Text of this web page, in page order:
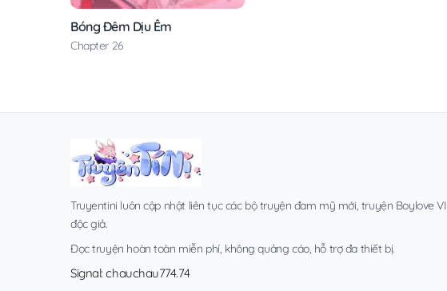
Bóng Đêm Dịu Êm
Chapter 26
Truyentini luôn cập nhật liên tục các bộ truyện đam mỹ mới, truyện Boylove
độc giả.
Đọc truyện hoàn toàn miễn phí, không quảng cáo, hỗ trợ đa thiết bị.
Signal: chauchau774.74